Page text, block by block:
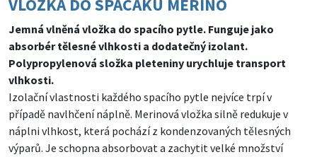
VLOŽKA DO SPACÁKU MERINO
Jemná vlněná vložka do spacího pytle. Funguje jako
absorbér tělesné vlhkosti a dodatečný izolant.
Polypropylenová složka pleteniny urychluje transport
vlhkosti.
Izolační vlastnosti každého spacího pytle nejvíce trpí v
případě navlhčení náplně. Merinová vložka silně redukuje v
náplni vlhkost, která pochází z kondenzovaných tělesných
výparů. Je schopna absorbovat a zachytit velké množství